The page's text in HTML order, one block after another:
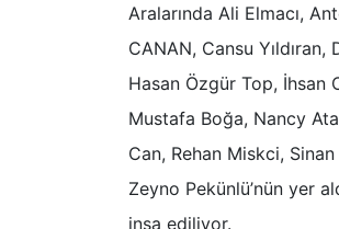
Aralarında Ali Elmacı,
CANAN, Cansu
Hasan Özgür Top, İhsan
Mustafa Boğa, Nancy
Can, Rehan Miskci,
Zeyno Pekünlü’nün yer
inşa ediliyor.